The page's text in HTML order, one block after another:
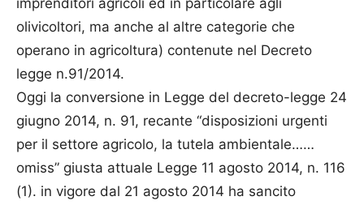
olivicoltori, ma anche al altre categorie che
operano in agricoltura) contenute nel Decreto
legge n.91/2014.
Oggi la conversione in Legge del decreto-legge 24
giugno 2014, n. 91, recante “disposizioni urgenti
per il settore agricolo, la tutela ambientale……
omiss” giusta attuale Legge 11 agosto 2014, n. 116
(1). in vigore dal 21 agosto 2014 ha sancito